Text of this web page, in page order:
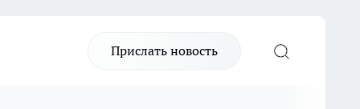
Прислать новость